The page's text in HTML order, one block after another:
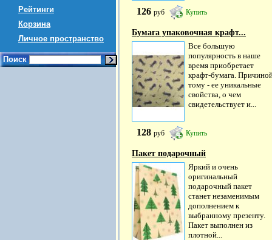
Рейтинги
Корзина
Личное пространство
Поиск
126 руб Купить
Бумага упаковочная крафт...
Все большую
популярность в наше
время приобретает
крафт-бумага.
тому - ее уникальные
свойства, о чем
свидетельствует и...
128 руб Купить
Пакет подарочный
Яркий и очень
оригинальный
подарочный пакет
станет незаменимым
дополнением к
выбранному презенту.
Пакет выполнен из
плотной...